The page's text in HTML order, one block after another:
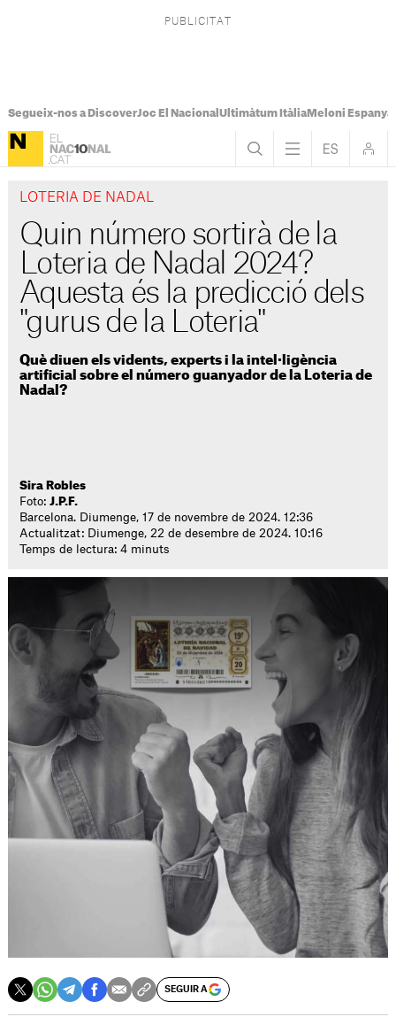
Segueix-nos a DiscoverJoc El Nacional Ultimàtum ItàliaMeloni Espanya
LOTERIA DE NADAL
Quin número sortirà de la
Loteria de Nadal 2024?
Aquesta és la predicció dels
"gurus de la Loteria"
Què diuen els vidents, experts i la intel·ligència
artificial sobre el número guanyador de la Loteria de
Nadal?
Sira Robles
Foto:J.P.F.
Barcelona. Diumenge, 17 de novembre de 2024. 12:36
Actualitzat: Diumenge, 22 de desembre de 2024. 10:16
Temps de lectura: 4 minuts
SEGUIR A